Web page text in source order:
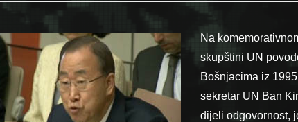
Na
skupštini UN
Bošnjacima iz
sekretar UN Ban
dijeli odgovornost,